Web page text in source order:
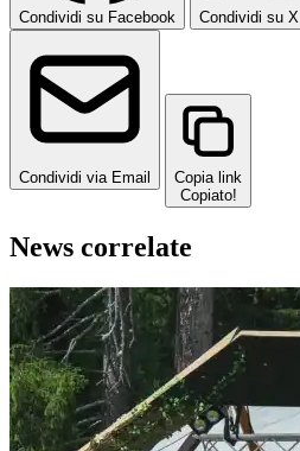
Condividi su Facebook Condividi su X
Condividi via Email
Copia link
Copiato!
News correlate